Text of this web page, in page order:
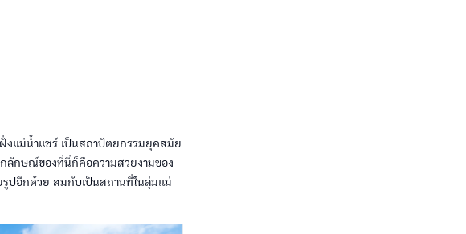
งแม่น้ำแชร์ เป็นสถาปัตยกรรมยุคสมัย
กลักษณ์ของที่นี่ก็คือความสวยงามของ
รูปอีกด้วย สมกับเป็นสถานที่ในลุ่มแม่